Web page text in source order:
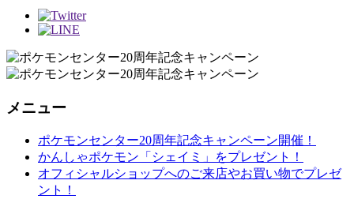
メニュー
ポケモンセンター20周年記念キャンペーン開催！
かんしゃポケモン「シェイミ」をプレゼント！
オフィシャルショップへのご来店やお買い物でプレゼ
ント！